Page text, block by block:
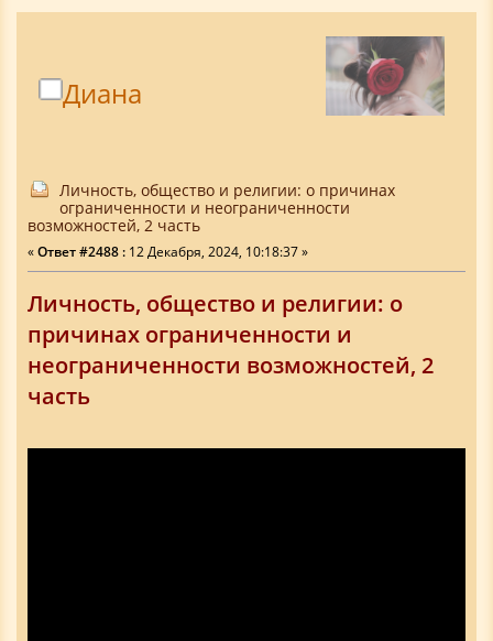
Диана
Личность, общество и религии: о причинах
ограниченности и неограниченности
возможностей, 2 часть
«Ответ #2488 : 12 Декабря, 2024, 10:18:37 »
Личность, общество и религии: о
причинах ограниченности и
неограниченности возможностей, 2
часть